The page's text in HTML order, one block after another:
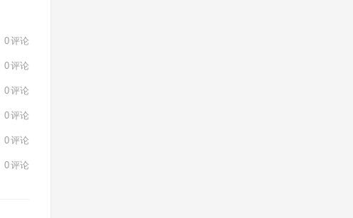
0评论
0评论
0评论
0评论
0评论
0评论